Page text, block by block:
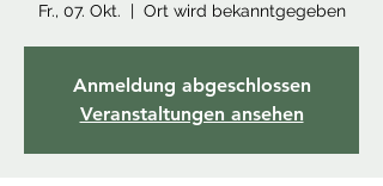
Fr., 07. Okt.
  |
Ort wird bekanntgegeben
Anmeldung abgeschlossen
Veranstaltungen ansehen